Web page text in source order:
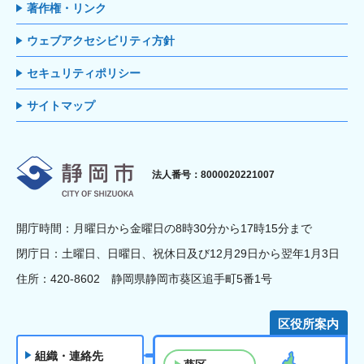
著作権・リンク
ウェブアクセシビリティ方針
セキュリティポリシー
サイトマップ
静岡市
法人番号：8000020221007
開庁時間：月曜日から金曜日の8時30分から17時15分まで
閉庁日：土曜日、日曜日、祝休日及び12月29日から翌年1月3日
住所：420-8602 静岡県静岡市葵区追手町5番1号
組織・連絡先
区役所案内